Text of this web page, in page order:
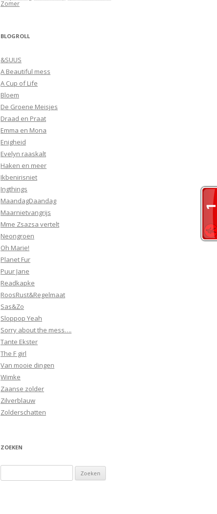
Zomer
BLOGROLL
&SUUS
A Beautiful mess
A Cup of Life
Bloem
De Groene Meisjes
Draad en Praat
Emma en Mona
Enigheid
Evelyn raaskalt
Haken en meer
Ikbenirisniet
Ingthings
MaandagDaandag
Maarnietvangrijs
Mme Zsazsa vertelt
Neongroen
Oh Marie!
Planet Fur
Puur Jane
Readkapke
RoosRust&Regelmaat
Sas&Zo
Sloppop Yeah
Sorry about the mess….
Tante Ekster
The F girl
Van mooie dingen
Wimke
Zaanse zolder
Zilverblauw
Zolderschatten
ZOEKEN
naar: